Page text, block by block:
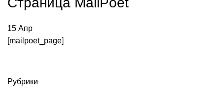
15 Апр
[mailpoet_page]
Рубрики
Краситель
Антисептики